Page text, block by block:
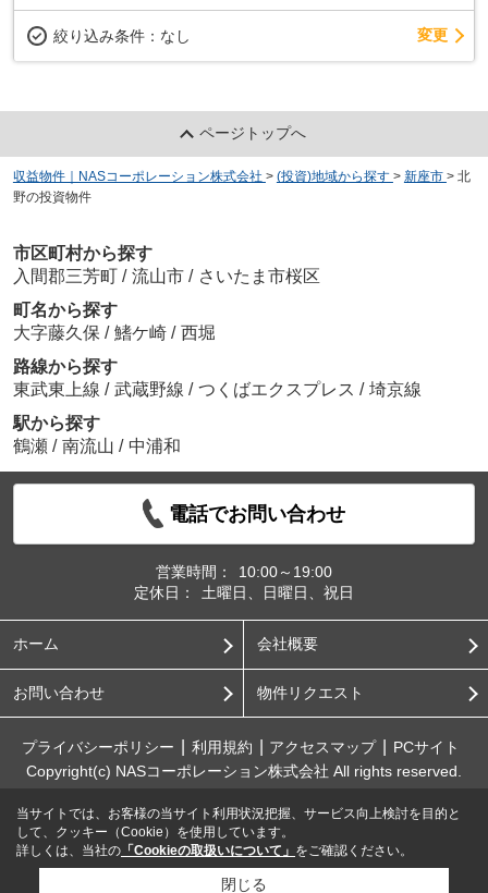
絞り込み条件： なし 変更
ページトップへ
収益物件｜NASコーポレーション株式会社 > (投資)地域から探す > 新座市 > 北
野の投資物件
市区町村から探す
入間郡三芳町 / 流山市 / さいたま市桜区
町名から探す
大字藤久保 / 鰭ケ崎 / 西堀
路線から探す
東武東上線 / 武蔵野線 / つくばエクスプレス / 埼京線
駅から探す
鶴瀬 / 南流山 / 中浦和
電話でお問い合わせ
営業時間：
10:00～19:00
定休日：
土曜日、日曜日、祝日
ホーム 会社概要
お問い合わせ 物件リクエスト
プライバシーポリシー 利用規約 アクセスマップ
PCサイト
Copyright(c) NASコーポレーション株式会社 All rights reserved.
当サイトでは、お客様の当サイト利用状況把握、サービス向上検討を目的と
して、クッキー（Cookie）を使用しています。
詳しくは、当社の 「Cookieの取扱いについて」 をご確認ください。
閉じる